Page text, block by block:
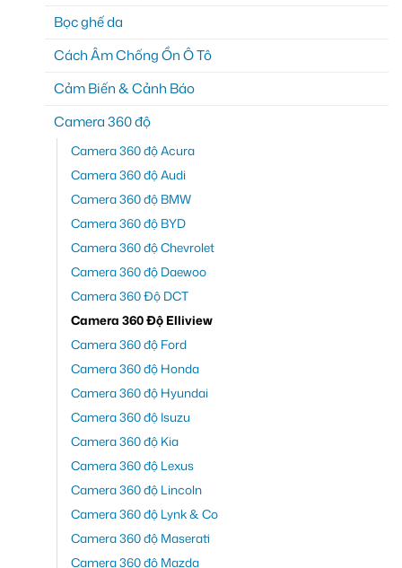
Bọc ghế da
Cách Âm Chống Ồn Ô Tô
Cảm Biến & Cảnh Báo
Camera 360 độ
Camera 360 độ Acura
Camera 360 độ Audi
Camera 360 độ BMW
Camera 360 độ BYD
Camera 360 độ Chevrolet
Camera 360 độ Daewoo
Camera 360 Độ DCT
Camera 360 Độ Elliview
Camera 360 độ Ford
Camera 360 độ Honda
Camera 360 độ Hyundai
Camera 360 độ Isuzu
Camera 360 độ Kia
Camera 360 độ Lexus
Camera 360 độ Lincoln
Camera 360 độ Lynk & Co
Camera 360 độ Maserati
Camera 360 độ Mazda